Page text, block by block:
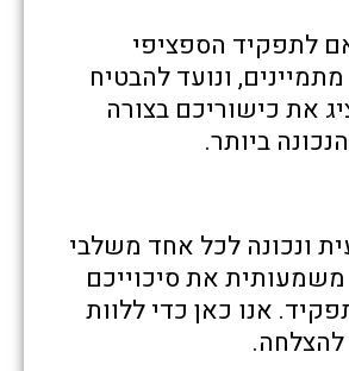
לתפקיד הספציפי
ונועד להבטיח
את כישוריכם בצורה
ביותר.
ונכונה לכל אחד משלבי
משמעותית את סיכוייכם
אנו כאן כדי ללוות